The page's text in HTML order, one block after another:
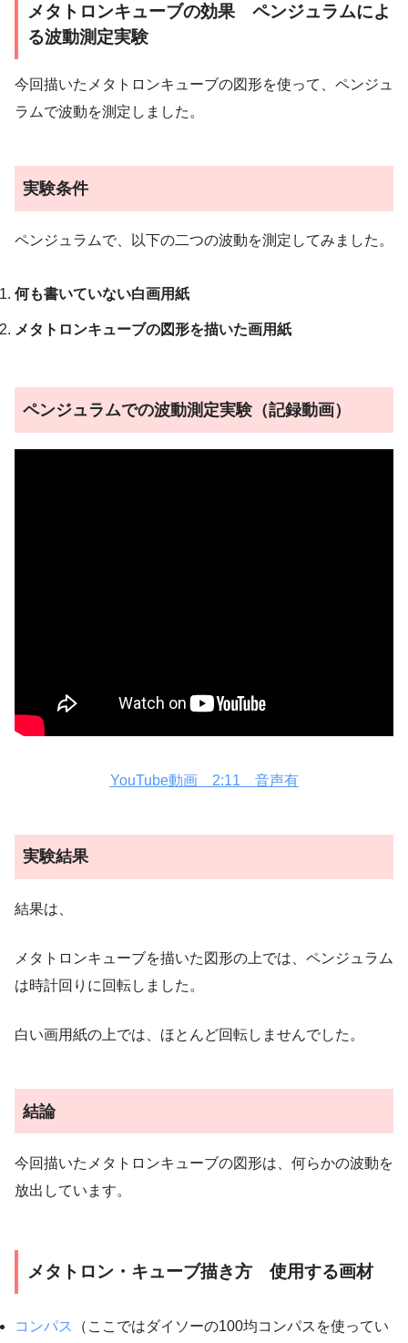
メタトロンキューブの効果 ペンジュラムによ
る波動測定実験
今回描いたメタトロンキューブの図形を使って、ペンジュ
ラムで波動を測定しました。
実験条件
ペンジュラムで、以下の二つの波動を測定してみました。
何も書いていない白画用紙
メタトロンキューブの図形を描いた画用紙
ペンジュラムでの波動測定実験（記録動画）
YouTube動画 2:11 音声有
実験結果
結果は、
メタトロンキューブを描いた図形の上では、ペンジュラム
は時計回りに回転しました。
白い画用紙の上では、ほとんど回転しませんでした。
結論
今回描いたメタトロンキューブの図形は、何らかの波動を
放出しています。
メタトロン・キューブ描き方 使用する画材
コンパス
（ここではダイソーの100均コンパスを使ってい